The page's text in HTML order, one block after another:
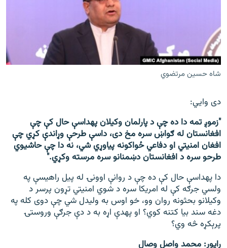
شاه حسین مرتضوي
دی وايي:
"زموږ تمه دا ده چې د پارلمان وکیلان په‎داسې حال کې چې
افغانستان له ګواښ سره مخ دی، داسې طرحې وړاندې کړي چې
افغان امنیتي او دفاعي ځواکونه پیاوړي شي، نه دا چې حاشیوي
طرحو سره د افغانستان دښمنانو سره مرسته وکړي."
دا په‎داسې حال کې ده چې د روانې اوونۍ له پیل راهیسې په
ولسي جرګه کې له امریکا سره د شوي امنیتي تړون پرسر د
وکیلانو بحثونه روان وو، خو اوس به ولیدل شي چې دوی کله په
دغه سند بیا کتنه کوي؟ او په‎دې اړه به د دې جرګې وروستۍ
پرېکړه څه وي؟
راپور: محمد واصل وصال